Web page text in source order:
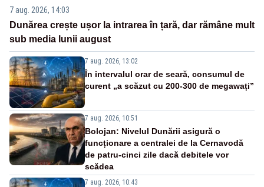
7 aug. 2026, 14:03
Dunărea crește ușor la intrarea în țară, dar rămâne mult
sub media lunii august
7 aug. 2026, 13:02
În intervalul orar de seară, consumul de
curent „a scăzut cu 200-300 de megawați”
7 aug. 2026, 10:51
Bolojan: Nivelul Dunării asigură o
funcționare a centralei de la Cernavodă
de patru-cinci zile dacă debitele vor
scădea
7 aug. 2026, 10:43